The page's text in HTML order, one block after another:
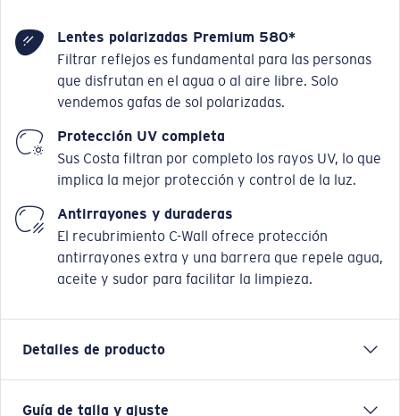
Lentes polarizadas Premium 580*
Filtrar reflejos es fundamental para las personas
que disfrutan en el agua o al aire libre. Solo
vendemos gafas de sol polarizadas.
Protección UV completa
Sus Costa filtran por completo los rayos UV, lo que
implica la mejor protección y control de la luz.
Antirrayones y duraderas
El recubrimiento C-Wall ofrece protección
antirrayones extra y una barrera que repele agua,
aceite y sudor para facilitar la limpieza.
Detalles de producto
Inspiradas en la forma y función de la belleza de la
Guía de talla y ajuste